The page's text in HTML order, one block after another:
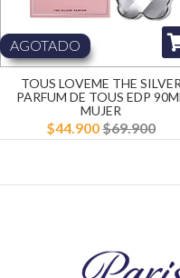
AGOTADO
TOUS LOVEME THE SILVER
PARFUM DE TOUS EDP
MUJER
$44.900$69.900